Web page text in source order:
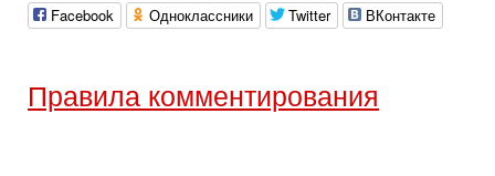
Facebook Одноклассники Twitter ВКонтакте
Правила комментирования